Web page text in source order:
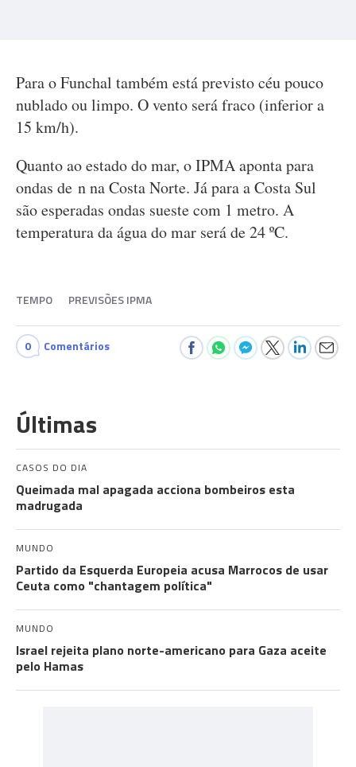
Para o Funchal também está previsto céu pouco
nublado ou limpo. O vento será fraco (inferior a
15 km/h).
Quanto ao estado do mar, o IPMA aponta para
ondas de n na Costa Norte. Já para a Costa Sul
são esperadas ondas sueste com 1 metro. A
temperatura da água do mar será de 24 ºC.
TEMPO PREVISÕES IPMA
0 Comentários
Últimas
CASOS DO DIA
Queimada mal apagada acciona bombeiros esta
madrugada
MUNDO
Partido da Esquerda Europeia acusa Marrocos de usar
Ceuta como "chantagem política"
MUNDO
Israel rejeita plano norte-americano para Gaza aceite
pelo Hamas